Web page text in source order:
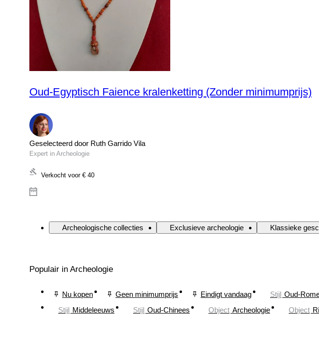
Oud-Egyptisch Faience kralenketting (Zonder minimumprijs)
Geselecteerd door Ruth Garrido Vila
Expert in Archeologie
Verkocht voor € 40
Archeologische collecties Exclusieve archeologie Klassieke
Populair in Archeologie
Nu kopen Geen minimumprijs Eindigt vandaag Stijl Oud-
Stijl Middeleeuws Stijl Oud-Chinees Object Archeologie Object